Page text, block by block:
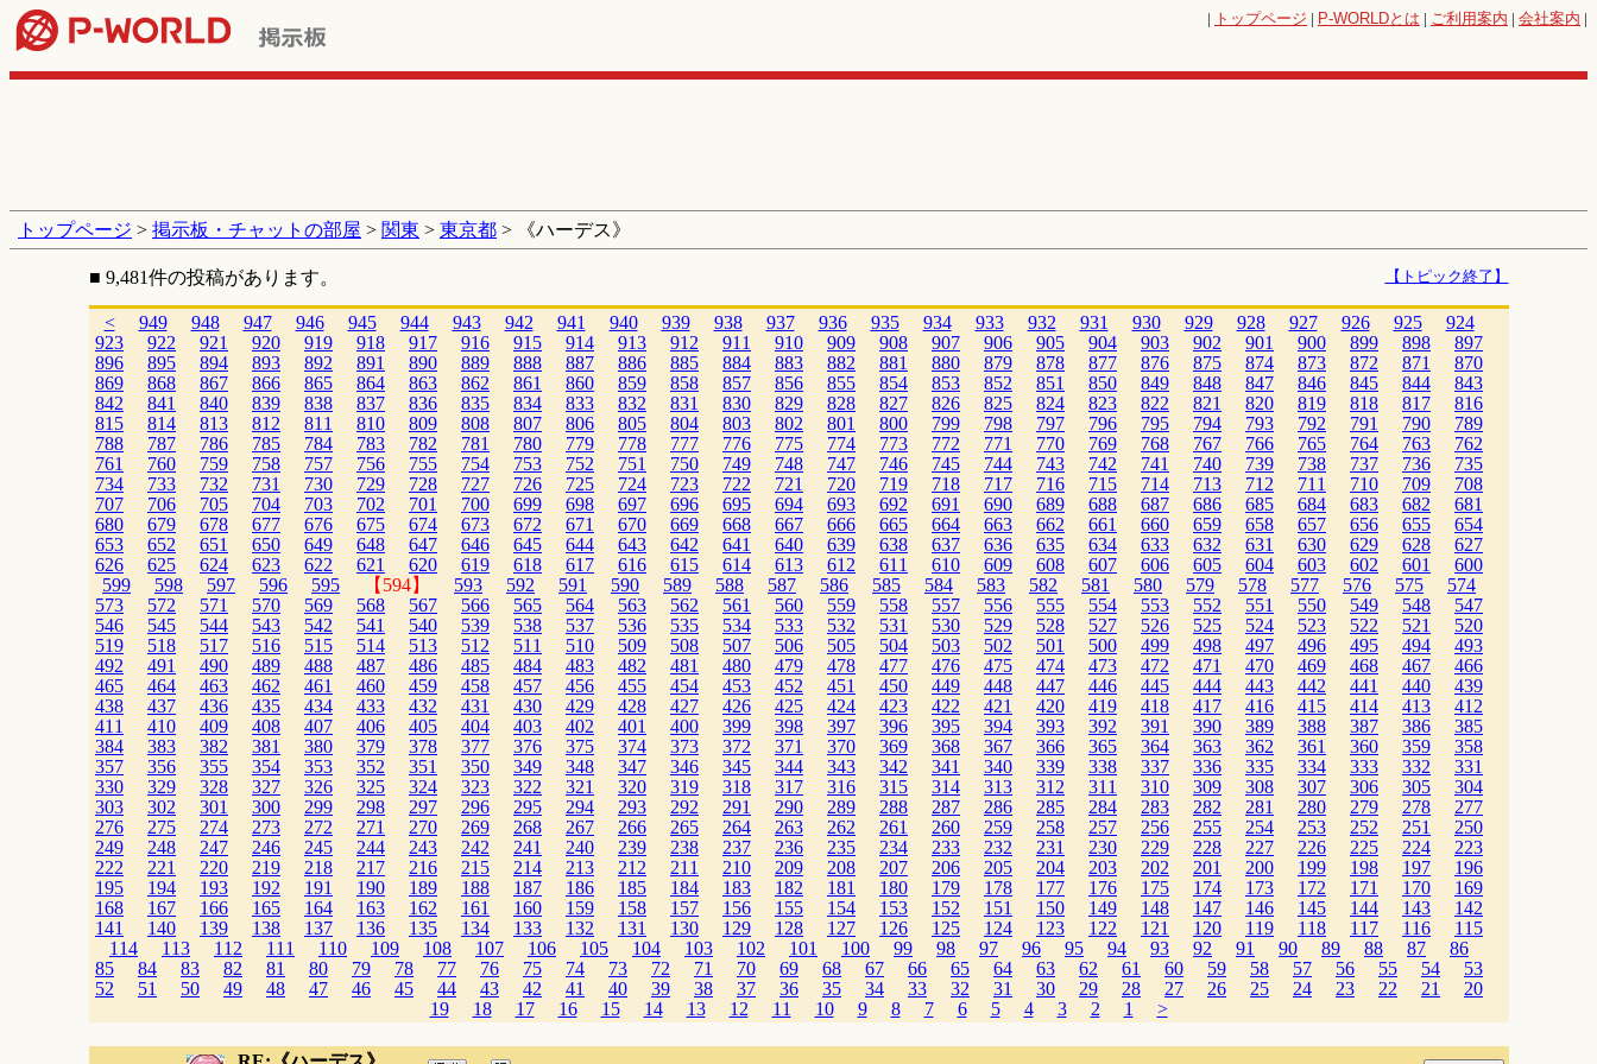
| トップページ | P-WORLDとは | ご利用案内 | 会社案内 |
トップページ > 掲示板・チャットの部屋 > 関東 > 東京都 > 《ハーデス》
■ 9,481件の投稿があります。 【トピック終了】
< 949 948 947 946 945 944 943 942 941 940 939 938 937 936 935 934 933 932 931 930 929 928 927 926 925
924
923
922 921 920 919 918 917 916 915 914 913 912 911 910 909 908 907 906 905 904 903 902 901 900 899 898
897
896
895 894 893 892 891 890 889 888 887 886 885 884 883 882 881 880 879 878 877 876 875 874 873 872 871
870
869
868 867 866 865 864 863 862 861 860 859 858 857 856 855 854 853 852 851 850 849 848 847 846 845 844
843
842
841 840 839 838 837 836 835 834 833 832 831 830 829 828 827 826 825 824 823 822 821 820 819 818 817
816
815
814 813 812 811 810 809 808 807 806 805 804 803 802 801 800 799 798 797 796 795 794 793 792 791 790
789
788
787 786 785 784 783 782 781 780 779 778 777 776 775 774 773 772 771 770 769 768 767 766 765 764 763
762
761
760 759 758 757 756 755 754 753 752 751 750 749 748 747 746 745 744 743 742 741 740 739 738 737 736
735
734
733 732 731 730 729 728 727 726 725 724 723 722 721 720 719 718 717 716 715 714 713 712 711 710 709
708
707
706 705 704 703 702 701 700 699 698 697 696 695 694 693 692 691 690 689 688 687 686 685 684 683 682
681
680
679 678 677 676 675 674 673 672 671 670 669 668 667 666 665 664 663 662 661 660 659 658 657 656 655
654
653
652 651 650 649 648 647 646 645 644 643 642 641 640 639 638 637 636 635 634 633 632 631 630 629 628
627
626
625 624 623 622 621 620 619 618 617 616 615 614 613 612 611 610 609 608 607 606 605 604 603 602 601
600
599
598 597 596 595 【594】 593 592 591 590 589 588 587 586 585 584 583 582 581 580 579 578 577 576 575
574
573
572 571 570 569 568 567 566 565 564 563 562 561 560 559 558 557 556 555 554 553 552 551 550 549 548
547
546
545 544 543 542 541 540 539 538 537 536 535 534 533 532 531 530 529 528 527 526 525 524 523 522 521
520
519
518 517 516 515 514 513 512 511 510 509 508 507 506 505 504 503 502 501 500 499 498 497 496 495 494
493
492
491 490 489 488 487 486 485 484 483 482 481 480 479 478 477 476 475 474 473 472 471 470 469 468 467
466
465
464 463 462 461 460 459 458 457 456 455 454 453 452 451 450 449 448 447 446 445 444 443 442 441 440
439
438
437 436 435 434 433 432 431 430 429 428 427 426 425 424 423 422 421 420 419 418 417 416 415 414 413
412
411
410 409 408 407 406 405 404 403 402 401 400 399 398 397 396 395 394 393 392 391 390 389 388 387 386
385
384
383 382 381 380 379 378 377 376 375 374 373 372 371 370 369 368 367 366 365 364 363 362 361 360 359
358
357
356 355 354 353 352 351 350 349 348 347 346 345 344 343 342 341 340 339 338 337 336 335 334 333 332
331
330
329 328 327 326 325 324 323 322 321 320 319 318 317 316 315 314 313 312 311 310 309 308 307 306 305
304
303
302 301 300 299 298 297 296 295 294 293 292 291 290 289 288 287 286 285 284 283 282 281 280 279 278
277
276
275 274 273 272 271 270 269 268 267 266 265 264 263 262 261 260 259 258 257 256 255 254 253 252 251
250
249
248 247 246 245 244 243 242 241 240 239 238 237 236 235 234 233 232 231 230 229 228 227 226 225 224
223
222
221 220 219 218 217 216 215 214 213 212 211 210 209 208 207 206 205 204 203 202 201 200 199 198 197
196
195
194 193 192 191 190 189 188 187 186 185 184 183 182 181 180 179 178 177 176 175 174 173 172 171 170
169
168
167 166 165 164 163 162 161 160 159 158 157 156 155 154 153 152 151 150 149 148 147 146 145 144 143
142
141
140 139 138 137 136 135 134 133 132 131 130 129 128 127 126 125 124 123 122 121 120 119 118 117 116
115
114
113 112 111 110 109 108 107 106 105 104 103 102 101 100 99 98 97 96 95 94 93 92 91 90 89 88 87
86
85
84 83 82 81 80 79 78 77 76 75 74 73 72 71 70 69 68 67 66 65 64 63 62 61 60 59 58 57 56 55 54
53
52
51 50 49 48 47 46 45 44 43 42 41 40 39 38 37 36 35 34 33 32 31 30 29 28 27 26 25 24 23 22 21
20
19
18 17 16 15 14 13 12 11 10 9 8 7 6 5 4 3 2 1 >